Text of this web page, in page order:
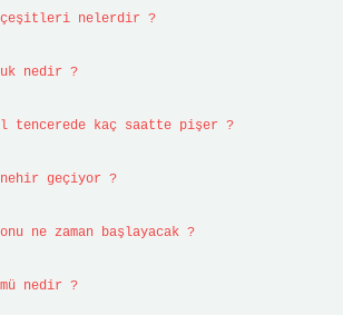
çeşitleri nelerdir ?
nedir ?
tencerede kaç saatte pişer ?
nehir geçiyor ?
ne zaman başlayacak ?
nedir ?